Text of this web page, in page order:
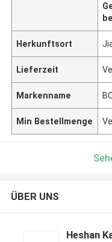
Herkunftsort
Lieferzeit
Markenname
Min Bestellmenge
ÜBER UNS
Heshan